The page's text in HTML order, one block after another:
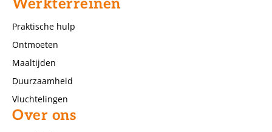
Werkterreinen
Praktische hulp
Ontmoeten
Maaltijden
Duurzaamheid
Vluchtelingen
Over ons